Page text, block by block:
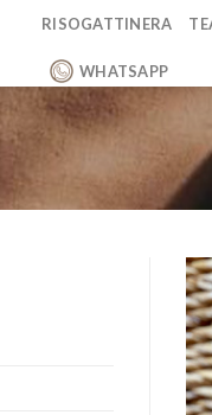
RISOGATTINERA
WHATSAPP